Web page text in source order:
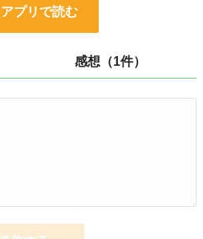
して公開し直しています。この小説はあく
・団体等とは一切関係ありません。
アプリで読む
感想（1件）